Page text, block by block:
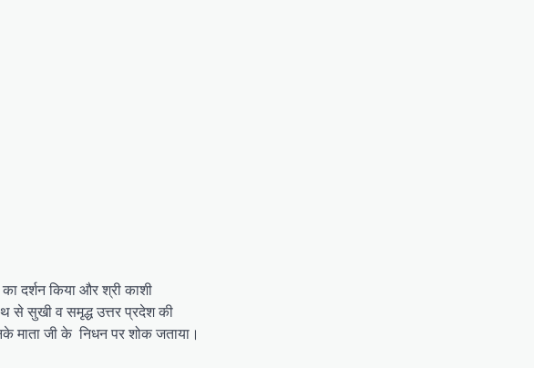
दर्शन किया और श्री काशी
से सुखी व समृद्ध उत्तर प्रदेश की
माता जी के निधन पर शोक जताया।